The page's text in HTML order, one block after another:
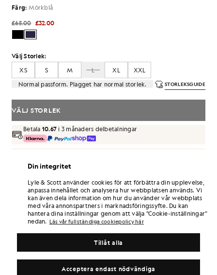
Färg: Mörkblå
£65.00 £32.00
Välj Storlek:
XS
S M L XL
XXL
Normal passform. Plagget har normal storlek.
STORLEKSGUIDE
VÄLJ STORLEK
Betala 10.67 i 3 månaders delbetalningar
byten.
Tjäna dubbelt så många poäng! Få192-
poäng vid detta köp.
6 points = 1,00 GBP
REGISTRERA DIG
PRODUKTINFORMATION
PRODUKTPASSFORM
Få samma look
Din integritet
Lyle & Scott använder cookies för att förbättra din upplevelse,
anpassa innehållet och analysera hur webbplatsen används. Vi
kan även dela information om hur du använder vår webbplats
med våra annonspartners i marknadsföringssyfte. Du kan
hantera dina inställningar genom att välja ”Cookie-inställningar”
nedan. Läs vår fullständiga cookiepolicy här
Acceptera endast nödvändiga
Tillåt alla